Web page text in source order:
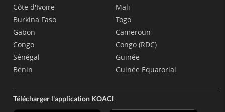
Côte d'Ivoire
Burkina Faso
Gabon
Congo
Sénégal
Bénin
Mali
Togo
Cameroun
Congo (RDC)
Guinée
Guinée Equatorial
Télécharger l'application KOACI